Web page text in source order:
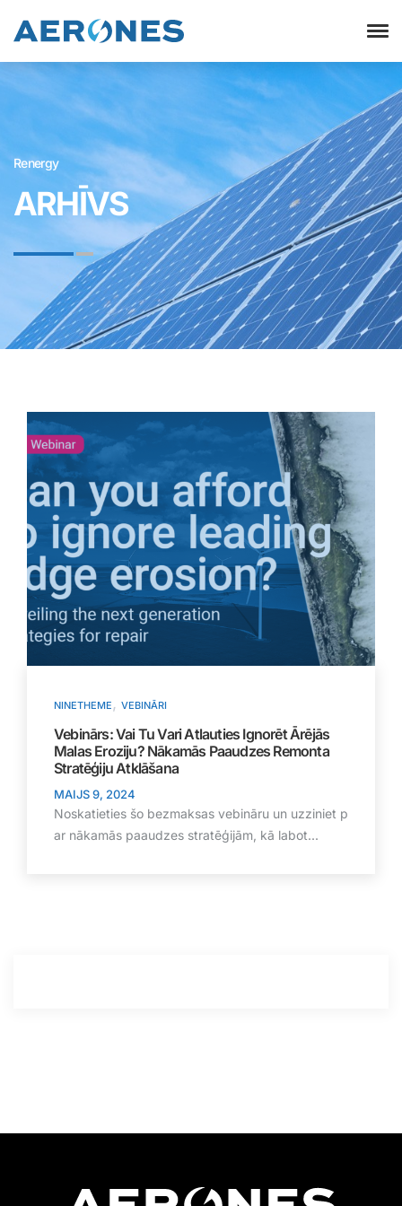
Renergy
ARHĪVS
NINETHEME , VEBINĀRI
Vebinārs: Vai Tu Vari Atlauties Ignorēt Ārējās
Malas Eroziju? Nākamās Paaudzes Remonta
Stratēģiju Atklāšana
MAIJS 9, 2024
Noskatieties šo bezmaksas vebināru un uzziniet p
ar nākamās paaudzes stratēģijām, kā labot...